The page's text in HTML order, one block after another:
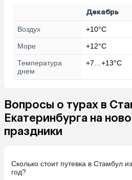
Декабрь
Воздух +10°C
Море +12°C
Температура
днем
+7…+13°C
Вопросы о турах в
Екатеринбурга на
праздники
Сколько стоит путевка в Стамбул
год?